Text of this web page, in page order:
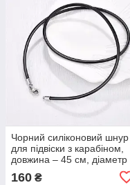
Чорний силіконовий шнур
для підвіски з карабіном,
довжина – 45 см, діаметр
160 ₴